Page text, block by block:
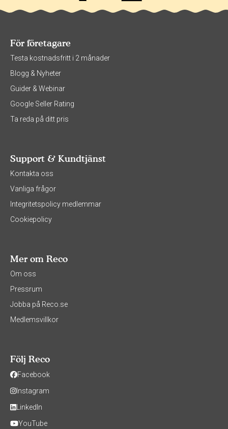
För företagare
Testa kostnadsfritt i 2 månader
Blogg & Nyheter
Guider & Webinar
Google Seller Rating
Ta reda på ditt pris
Support & Kundtjänst
Kontakta oss
Vanliga frågor
Integritetspolicy medlemmar
Cookiepolicy
Mer om Reco
Om oss
Pressrum
Jobba på Reco.se
Medlemsvillkor
Följ Reco
Facebook
Instagram
LinkedIn
YouTube